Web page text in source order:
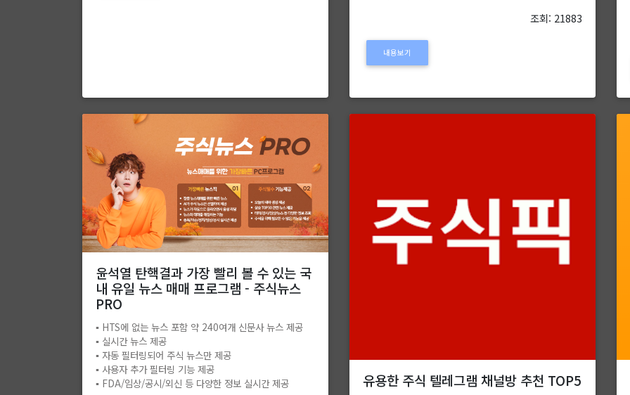
조회: 21883
내용보기
윤석열 탄핵결과 가장 빨리 볼 수 있는 국
내 유일 뉴스 매매 프로그램 - 주식뉴스
PRO
▪️ HTS에 없는 뉴스 포함 약 240여개 신문사 뉴스 제공
▪️ 실시간 뉴스 제공
▪️ 자동 필터링되어 주식 뉴스만 제공
▪️ 사용자 추가 필터링 기능 제공
▪️ FDA/임상/공시/외신 등 다양한 정보 실시간 제공
유용한 주식 텔레그램 채널방 추천 TOP5